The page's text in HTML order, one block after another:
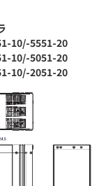
10/-5551-20
10/-5051-20
10/-2051-20